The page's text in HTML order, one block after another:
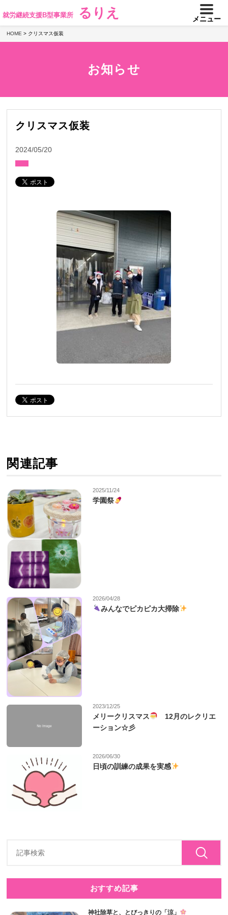
就労継続支援B型事業所 るりえ メニュー
HOME > クリスマス仮装
お知らせ
クリスマス仮装
2024/05/20
関連記事
2025/11/24
学園祭
2026/04/28
みんなでピカピカ大掃除
2023/12/25
メリークリスマス
12月のレクリエ
ーション☆彡
2026/06/30
日頃の訓練の成果を実感
おすすめ記事
神社除草と、とびっきりの「涼」